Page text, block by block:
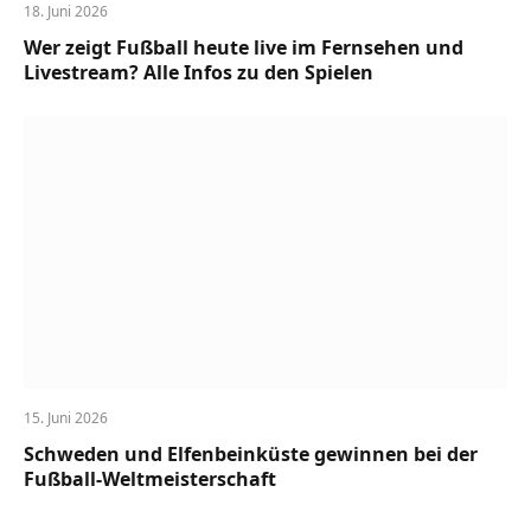
18. Juni 2026
Wer zeigt Fußball heute live im Fernsehen und
Livestream? Alle Infos zu den Spielen
15. Juni 2026
Schweden und Elfenbeinküste gewinnen bei der
Fußball-Weltmeisterschaft